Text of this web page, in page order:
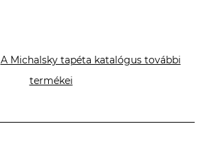
A Michalsky tapéta katalógus további
termékei